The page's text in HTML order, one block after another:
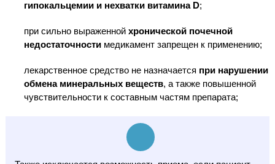
гипокальцемии и нехватки витамина D;
при сильно выраженной хронической почечной
недостаточностимедикамент запрещен к применению;
лекарственное средство не назначается при нарушении
обмена минеральных веществ, а также повышенной
чувствительности к составным частям препарата;